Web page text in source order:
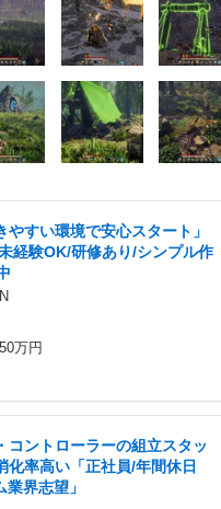
やすい環境で安心スタート」
経験OK/研修あり/シンプル作
万円
コントローラーの組立スタッ
化率高い「正社員/年間休日
界志望」